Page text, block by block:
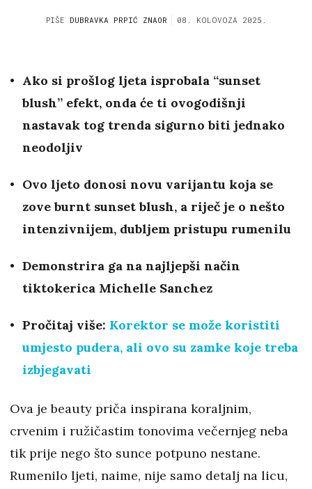
PIŠE DUBRAVKA PRPIĆ ZNAOR 08. KOLOVOZA 2025.
Ako si prošlog ljeta isprobala “sunset
blush” efekt, onda će ti ovogodišnji
nastavak tog trenda sigurno biti jednako
neodoljiv
Ovo ljeto donosi novu varijantu koja se
zove burnt sunset blush, a riječ je o nešto
intenzivnijem, dubljem pristupu rumenilu
Demonstrira ga na najljepši način
tiktokerica Michelle Sanchez
Pročitaj više: Korektor se može koristiti
umjesto pudera, ali ovo su zamke koje treba
izbjegavati
Ova je beauty priča inspirana koraljnim,
crvenim i ružičastim tonovima večernjeg neba
tik prije nego što sunce potpuno nestane.
Rumenilo ljeti, naime, nije samo detalj na licu,